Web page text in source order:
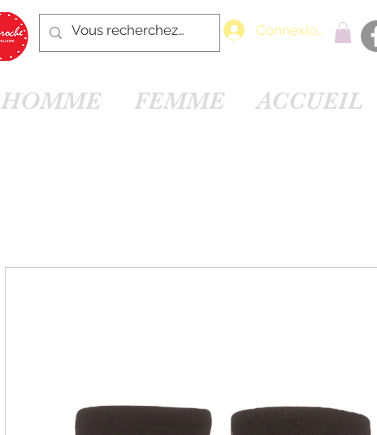
Connexion
HOMME FEMME ACCUEIL